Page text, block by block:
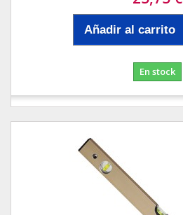
Añadir al carrito
En stock